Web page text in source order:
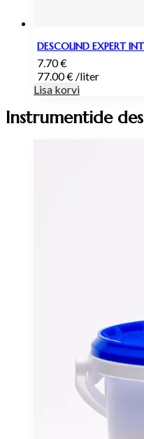
DESCOLIND EXPERT
7.70€
77.00€ /liter
Lisa korvi
Instrumentide